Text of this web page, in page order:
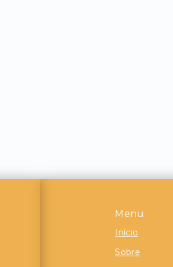
Menu
Início
Sobre